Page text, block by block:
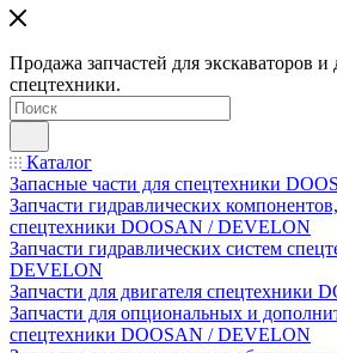
Продажа запчастей для экскаваторов и
спецтехники.
Каталог
Запасные части для спецтехники
Запчасти гидравлических
спецтехники DOOSAN / DEVELON
Запчасти гидравлических систем
DEVELON
Запчасти для двигателя спецтехники
Запчасти для опциональных и
спецтехники DOOSAN / DEVELON